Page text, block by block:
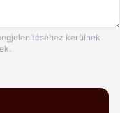
kerülnek